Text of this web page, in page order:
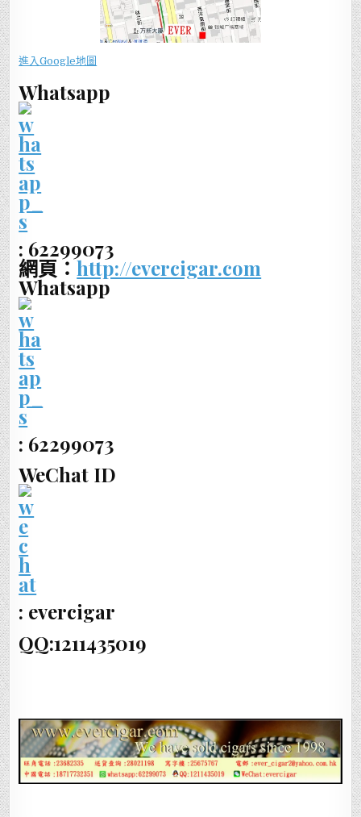
進入Google地圖
Whatsapp
: 62299073
網頁：http://evercigar.com
Whatsapp
: 62299073
WeChat ID
: evercigar
QQ:1211435019